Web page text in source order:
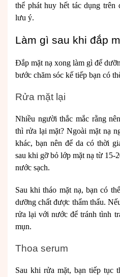
thể phát huy hết tác dụng trên
lưu ý.
Làm gì sau khi đắp
Đắp mặt nạ xong làm gì để
bước chăm sóc kế tiếp bạn có
Rửa mặt lại
Nhiều người thắc mắc rằng
thì rửa lại mặt? Ngoài mặt nạ
khác, bạn nên để da có thời
sau khi gỡ bỏ lớp mặt nạ từ 15-
nước sạch.
Sau khi tháo mặt nạ, bạn có
dưỡng chất được thẩm thấu.
rửa lại với nước để tránh tình
mụn.
Thoa serum
Sau khi rửa mặt, bạn tiếp tục